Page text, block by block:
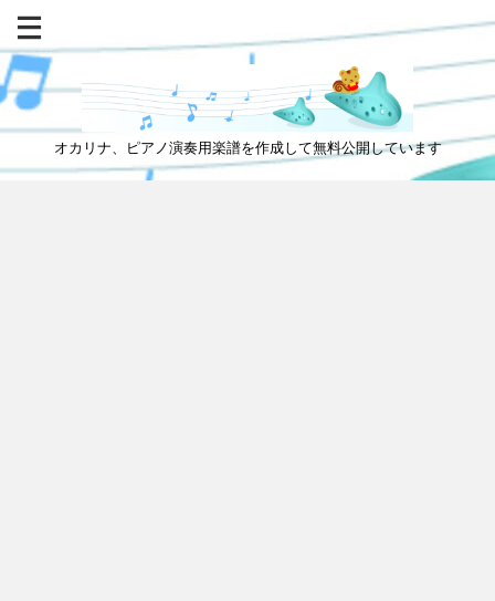
オカリナ、ピアノ演奏用楽譜を作成して無料公開しています